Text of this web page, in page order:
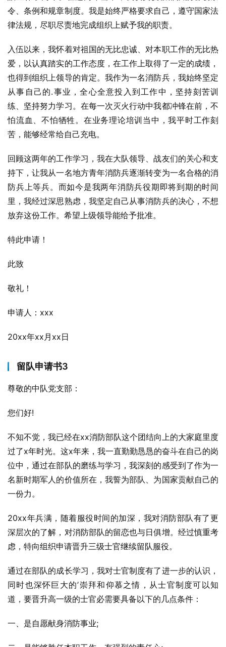
令、条例和规章制度。我是始终严格要求自己，遵守国家法
律法规，尽职尽责地完成组织上赋予我的职责。
入伍以来，我怀着对祖国的无比忠诚、对本职工作的无比热
爱，以认真踏实的工作态度，在工作上取得了一定的成绩，
也得到组织上领导的肯定。我作为一名消防兵，我始终坚定
从事自己的.事业，全心全意投入到工作中，坚持刻苦训
练、坚持努力学习。在每一次灭火行动中我都冲锋在前，不
怕流血、不怕牺牲。在业务理论培训当中，我平时工作刻
苦，能够经常给自己充电。
回顾这两年的工作学习，我在大队领导、战友们的关心和支
持下，让我从一名地方青年消防兵逐渐转变为一名合格的消
防兵上等兵。而如今是我两年消防兵役期即将到期的时间
里，我经过深思熟虑，我坚定自己从事消防兵的决心，不想
放弃这份工作。希望上级领导能给予批准。
特此申请！
此致
敬礼！
申请人：xxx
20xx年xx月xx日
留队申请书3
尊敬的中队党支部：
您们好!
不知不觉，我已经在xx消防部队这个团结向上的大家庭里度
过了x年时光。这x年来，我一直勤勤恳恳的奋斗在自己的岗
位中，通过在部队的磨练与学习，我深刻的感受到了作为一
名新时期军人的价值所在，我誓为部队、为国家贡献自己的
一份力。
20xx年兵满，随着服役时间的加深，我对消防部队有了更
深层次的了解，对消防部队的留恋也与日俱增。经过慎重考
虑，特向组织申请晋升三级士官继续留队服役。
通过在部队的成长学习，我对士官制度有了进一步的认识，
同时也深怀巨大的’崇拜和仰慕之情，从士官制度可以知
道，要晋升高一级的士官必需要具备以下的几点条件：
一、是自愿献身消防事业;